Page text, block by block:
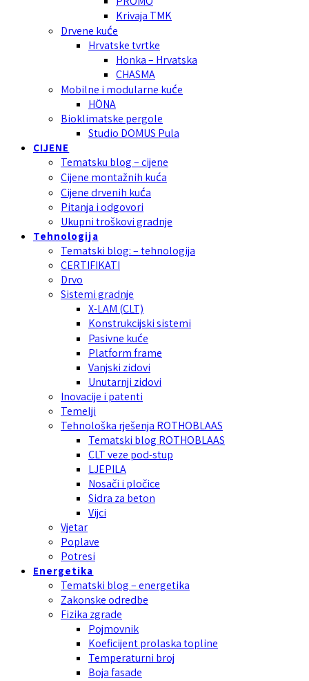
Krivaja TMK
Drvene kuće
Hrvatske tvrtke
Honka – Hrvatska
CHASMA
Mobilne i modularne kuće
HÖNA
Bioklimatske pergole
Studio DOMUS Pula
CIJENE
Tematsku blog – cijene
Cijene montažnih kuća
Cijene drvenih kuća
Pitanja i odgovori
Ukupni troškovi gradnje
Tehnologija
Tematski blog: – tehnologija
CERTIFIKATI
Drvo
Sistemi gradnje
X-LAM (CLT)
Konstrukcijski sistemi
Pasivne kuće
Platform frame
Vanjski zidovi
Unutarnji zidovi
Inovacije i patenti
Temelji
Tehnološka rješenja ROTHOBLAAS
Tematski blog ROTHOBLAAS
CLT veze pod-stup
LJEPILA
Nosači i pločice
Sidra za beton
Vijci
Vjetar
Poplave
Potresi
Energetika
Tematski blog – energetika
Zakonske odredbe
Fizika zgrade
Pojmovnik
Koeficijent prolaska topline
Temperaturni broj
Boja fasade